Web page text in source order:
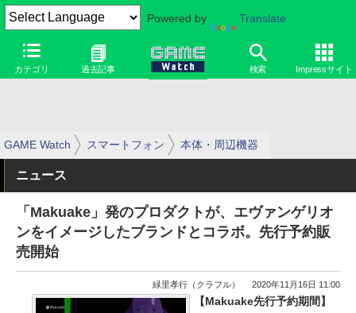
Powered by Translate
カテゴリ 過去記事 検索 Impressサイト
GAME Watch スマートフォン 本体・周辺機器
ニュース
「Makuake」発のプロダクトが、エヴァンゲリオ
ンをイメージしたブランドとコラボ。先行予約販
売開始
緑里孝行（クラフル） 2020年11月16日 11:00
【Makuake先行予約期間】